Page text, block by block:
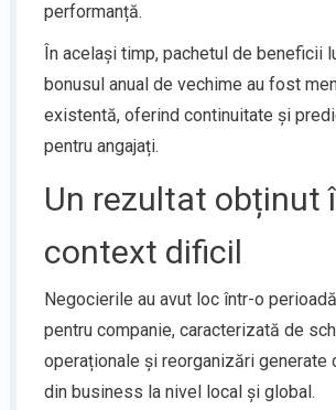
performanță.
În același timp, pachetul de beneficii
bonusul anual de vechime au fost
existentă, oferind continuitate și
pentru angajați.
Un rezultat obținut
context dificil
Negocierile au avut loc într-o
pentru companie, caracterizată de
operaționale și reorganizări generate
din business la nivel local și global.